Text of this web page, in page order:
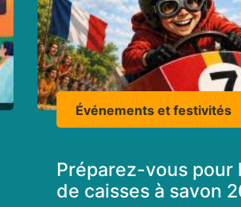
Événements et festivités
Préparez-vous pour
de caisses à savon